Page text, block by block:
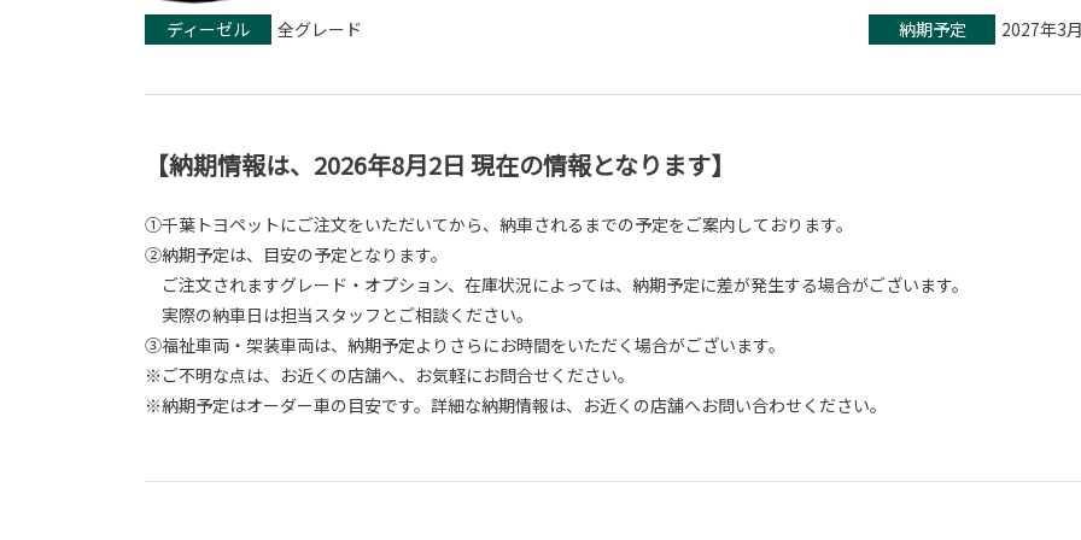
ディーゼル 全グレード 納期予定 2027年3
【納期情報は、2026年8月2日 現在の情報となります】
①千葉トヨペットにご注文をいただいてから、納車されるまでの予定をご案内しております。
②納期予定は、目安の予定となります。
ご注文されますグレード・オプション、在庫状況によっては、納期予定に差が発生する場合がございます。
実際の納車日は担当スタッフとご相談ください。
③福祉車両・架装車両は、納期予定よりさらにお時間をいただく場合がございます。
※ご不明な点は、お近くの店舗へ、お気軽にお問合せください。
※納期予定はオーダー車の目安です。詳細な納期情報は、お近くの店舗へお問い合わせください。